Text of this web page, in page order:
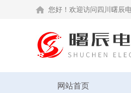
您好！欢迎访问四川曙辰
网站首页